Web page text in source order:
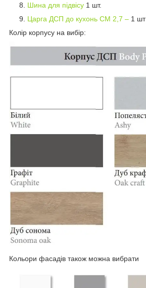
Шина для підвісу 1 шт.
Царга ДСП до кухонь СМ 2,7 – 1 шт
Колір корпусу на вибір:
Кольори фасадів також можна вибрати